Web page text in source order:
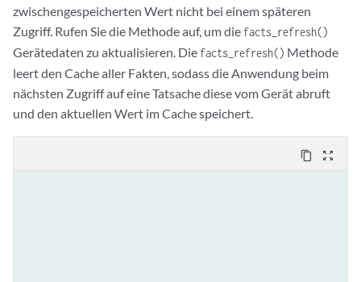
zwischengespeicherten Wert nicht bei einem späteren
Zugriff. Rufen Sie die Methode auf, um die facts_refresh()
Gerätedaten zu aktualisieren. Die facts_refresh() Methode
leert den Cache aller Fakten, sodass die Anwendung beim
nächsten Zugriff auf eine Tatsache diese vom Gerät abruft
und den aktuellen Wert im Cache speichert.
content_copy zoom_out_map